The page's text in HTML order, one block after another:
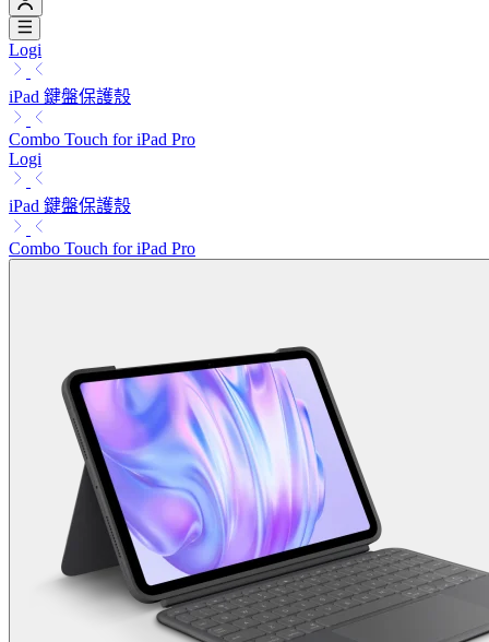
Logi
iPad 鍵盤保護殼
Combo Touch for iPad Pro
Logi
iPad 鍵盤保護殼
Combo Touch for iPad Pro